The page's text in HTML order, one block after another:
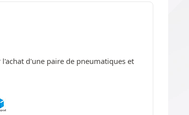
d'une paire de pneumatiques et